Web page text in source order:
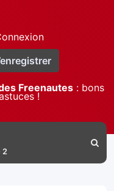
Freenautes: bons
!
2